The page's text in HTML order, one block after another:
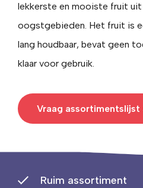
lekkerste en mooiste fruit
oogstgebieden. Het fruit is
lang houdbaar, bevat geen
klaar voor gebruik.
Vraag assortimentslijst
Ruim assortiment